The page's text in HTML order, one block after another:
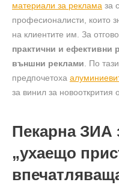
материали за реклама за
професионалисти, които
на клиентите им. За
практични и ефективни
външни реклами . По
предпочетоха
за винил за новооткрития
Пекарна ЗИА
„ухаещо